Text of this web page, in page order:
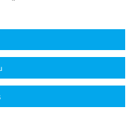
ir kieto kūno
sričių sandūroje, kur
bet ir tyrinėti jų
pradėjau